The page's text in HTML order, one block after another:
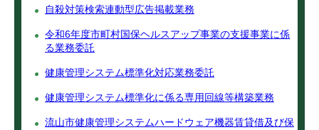
自殺対策検索連動型広告掲載業務
令和6年度市町村国保ヘルスアップ事業の支援事業に係
る業務委託
健康管理システム標準化対応業務委託
健康管理システム標準化に係る専用回線等構築業務
流山市健康管理システムハードウェア機器賃貸借及び保